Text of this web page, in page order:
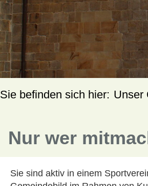
Unser
Nur wer
Sie sind aktiv in einem